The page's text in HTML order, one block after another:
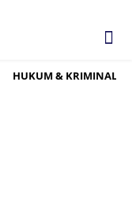
HUKUM & KRIMINAL